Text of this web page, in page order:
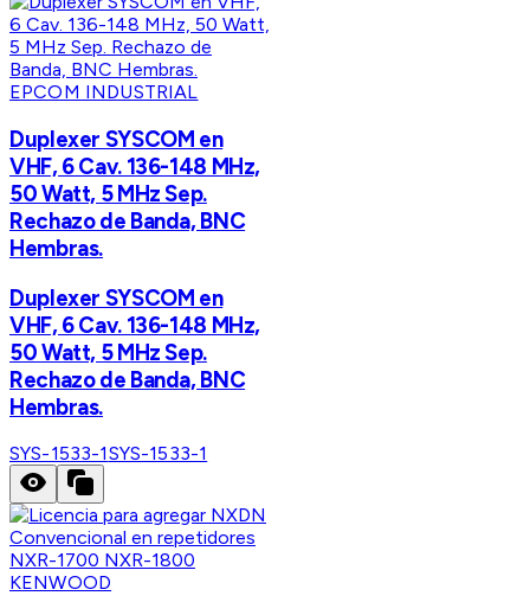
EPCOM INDUSTRIAL
Duplexer SYSCOM en
VHF, 6 Cav. 136-148 MHz,
50 Watt, 5 MHz Sep.
Rechazo de Banda, BNC
Hembras.
Duplexer SYSCOM en
VHF, 6 Cav. 136-148 MHz,
50 Watt, 5 MHz Sep.
Rechazo de Banda, BNC
Hembras.
SYS-1533-1SYS-1533-1
KENWOOD